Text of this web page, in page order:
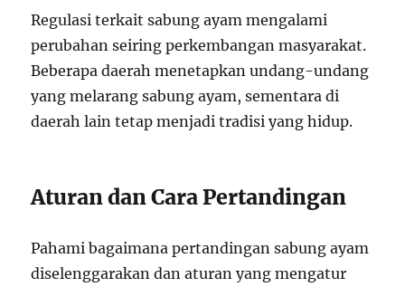
Regulasi terkait sabung ayam mengalami
perubahan seiring perkembangan masyarakat.
Beberapa daerah menetapkan undang-undang
yang melarang sabung ayam, sementara di
daerah lain tetap menjadi tradisi yang hidup.
Aturan dan Cara Pertandingan
Pahami bagaimana pertandingan sabung ayam
diselenggarakan dan aturan yang mengatur